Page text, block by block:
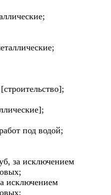
под водой;
за исключением
исключением